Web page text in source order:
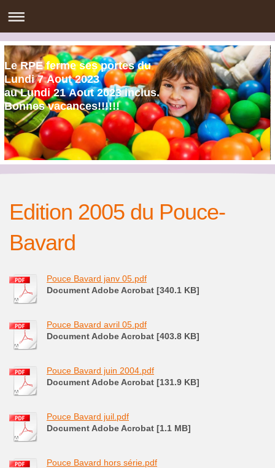
Le RPE ferme ses portes du
Lundi 7 Aout 2023
au Lundi 21 Aout 2023 inclus.
Bonnes vacances!!!!!!
Edition 2005 du Pouce-
Bavard
Pouce Bavard janv 05.pdf
Document Adobe Acrobat [340.1 KB]
Pouce Bavard avril 05.pdf
Document Adobe Acrobat [403.8 KB]
Pouce Bavard juin 2004.pdf
Document Adobe Acrobat [131.9 KB]
Pouce Bavard juil.pdf
Document Adobe Acrobat [1.1 MB]
Pouce Bavard hors série.pdf